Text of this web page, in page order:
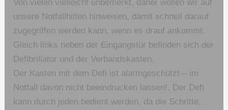
Von vielen vielleicht unbemerkt, daher wollen wir auf
unsere Notfallhilfen hinweisen, damit schnell darauf
zugegriffen werden kann, wenn es drauf ankommt.
Gleich links neben der Eingangstür befinden sich der
Defibrillator und der Verbandskasten.
Der Kasten mit dem Defi ist alarmgeschützt – im
Notfall davon nicht beeindrucken lassen!. Der Defi
kann durch jeden bedient werden, da die Schritte,